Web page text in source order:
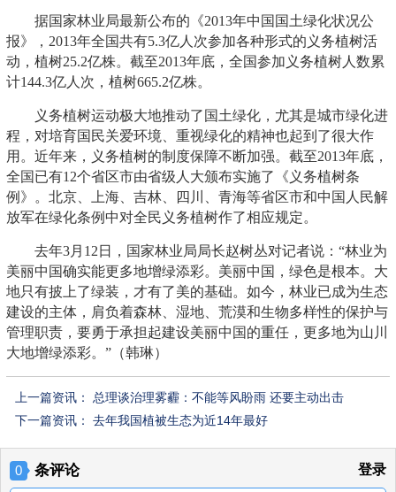
据国家林业局最新公布的《2013年中国国土绿化状况公
报》，2013年全国共有5.3亿人次参加各种形式的义务植树活
动，植树25.2亿株。截至2013年底，全国参加义务植树人数累
计144.3亿人次，植树665.2亿株。
义务植树运动极大地推动了国土绿化，尤其是城市绿化进
程，对培育国民关爱环境、重视绿化的精神也起到了很大作
用。近年来，义务植树的制度保障不断加强。截至2013年底，
全国已有12个省区市由省级人大颁布实施了《义务植树条
例》。北京、上海、吉林、四川、青海等省区市和中国人民解
放军在绿化条例中对全民义务植树作了相应规定。
去年3月12日，国家林业局局长赵树丛对记者说：“林业为
美丽中国确实能更多地增绿添彩。美丽中国，绿色是根本。大
地只有披上了绿装，才有了美的基础。如今，林业已成为生态
建设的主体，肩负着森林、湿地、荒漠和生物多样性的保护与
管理职责，要勇于承担起建设美丽中国的重任，更多地为山川
大地增绿添彩。”（韩琳）
上一篇资讯： 总理谈治理雾霾：不能等风盼雨 还要主动出击
下一篇资讯： 去年我国植被生态为近14年最好
0 条评论 登录